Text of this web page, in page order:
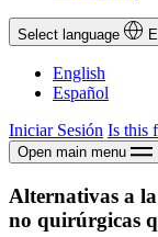
Select language
English
Español
Iniciar Sesión Is this
Open main menu
Alternativas a
no quirúrgicas